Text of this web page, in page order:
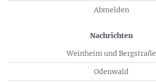
Abmelden
Nachrichten
Weinheim und Bergstraße
Odenwald